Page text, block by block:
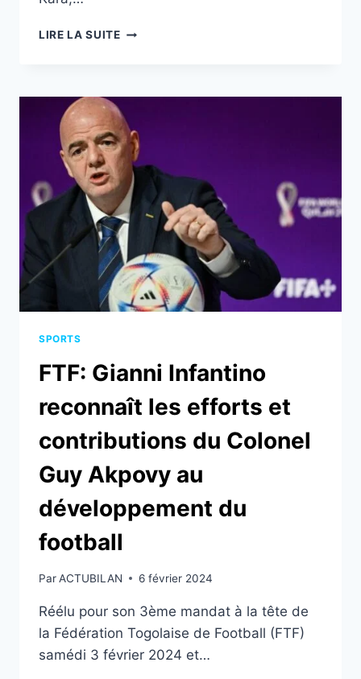
LIRE LA SUITETOGO/FOOTBALL
DE
GIANNI
INFANTINO
À
ASKO
DE
KARA
ET
À
LA
FTF
SPORTS
FTF: Gianni Infantino
reconnaît les efforts et
contributions du Colonel
Guy Akpovy au
développement du
football
ParACTUBILAN 6 février 2024
Réélu pour son 3ème mandat à la tête de
la Fédération Togolaise de Football (FTF)
samédi 3 février 2024 et…